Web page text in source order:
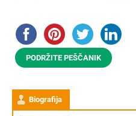
PODRŽITE PEŠČANIK
Biografija